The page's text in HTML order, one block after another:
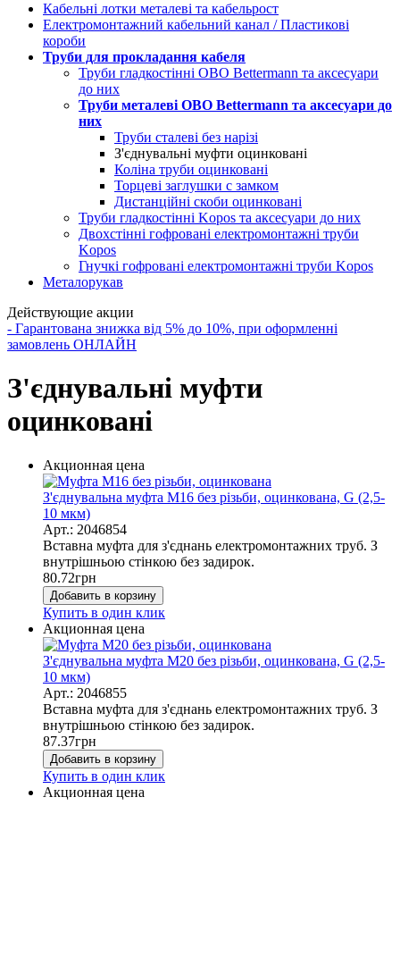
Кабельні лотки металеві та кабельрост
Електромонтажний кабельний канал / Пластикові
короби
Труби для прокладання кабеля
Труби гладкостінні OBO Bettermann та аксесуари
до них
Труби металеві OBO Bettermann та аксесуари до
них
Труби сталеві без нарізі
З'єднувальні муфти оцинковані
Коліна труби оцинковані
Торцеві заглушки с замком
Дистанційні скоби оцинковані
Труби гладкостінні Kopos та аксесуари до них
Двохстінні гофровані електромонтажні труби
Kopos
Гнучкі гофровані електромонтажні труби Kopos
Металорукав
Действующие акции
- Гарантована знижка від 5% до 10%, при оформленні
замовлень ОНЛАЙН
З'єднувальні муфти
оцинковані
Акционная цена
З'єднувальна муфта М16 без різьби, оцинкована, G (2,5-
10 мкм)
Арт.: 2046854
Вставна муфта для з'єднань електромонтажних труб. З
внутрішньою стінкою без задирок.
80.72грн
Добавить в корзину
Купить в один клик
Акционная цена
З'єднувальна муфта М20 без різьби, оцинкована, G (2,5-
10 мкм)
Арт.: 2046855
Вставна муфта для з'єднань електромонтажних труб. З
внутрішньою стінкою без задирок.
87.37грн
Добавить в корзину
Купить в один клик
Акционная цена